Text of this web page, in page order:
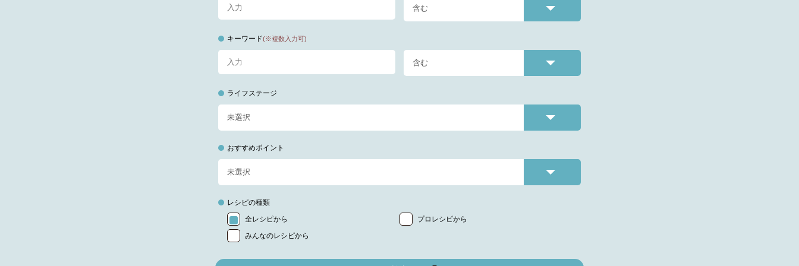
キーワード(※複数入力可)
ライフステージ
おすすめポイント
レシピの種類
全レシピから
プロレシピから
みんなのレシピから